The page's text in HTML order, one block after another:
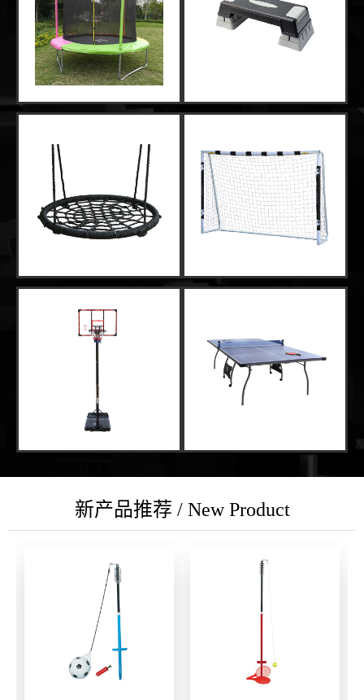
新产品推荐 / New Product